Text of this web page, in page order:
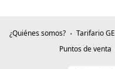
¿Quiénes somos? Tarifario
Puntos de venta